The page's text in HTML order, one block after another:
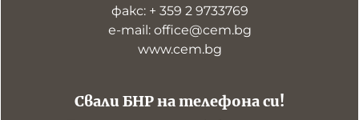
Свали БНР на телефона си!
факс: + 359 2 9733769
е-mail: office@cem.bg
www.cem.bg